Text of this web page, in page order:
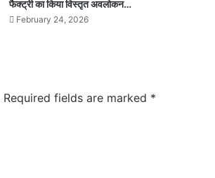
फैक्ट्री का किया विस्तृत अवलोकन…
February 24, 2026
Required fields are marked *